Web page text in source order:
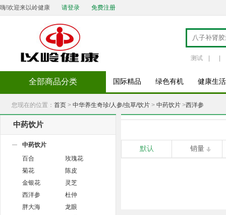
嗨!欢迎来以岭健康 请登录 免费注册
测试
全部商品分类 国际精品 绿色有机 健康生活
您现在的位置： 首页 > 中华养生奇珍/人参/虫草/饮片 > 中药饮片 >西洋参
中药饮片
中药饮片
百合
玫瑰花
菊花
陈皮
金银花
灵芝
西洋参
杜仲
胖大海
龙眼
默认 销量